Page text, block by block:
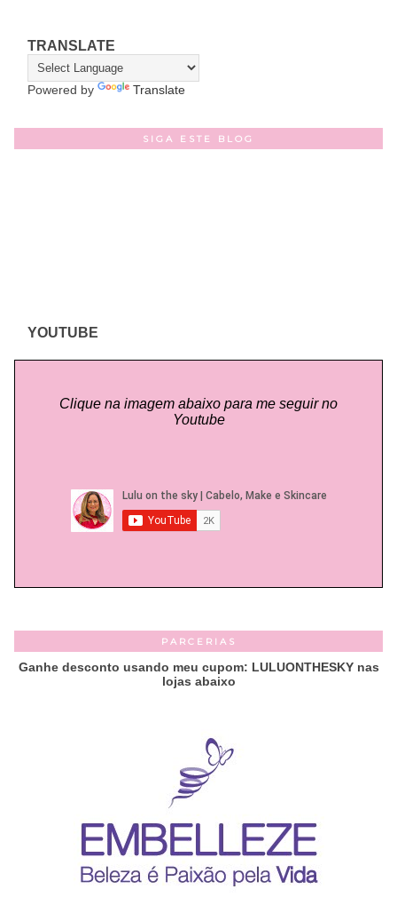
TRANSLATE
Powered by Translate
SIGA ESTE BLOG
YOUTUBE
Clique na imagem abaixo para me seguir no
Youtube
PARCERIAS
Ganhe desconto usando meu cupom: LULUONTHESKY nas
lojas abaixo